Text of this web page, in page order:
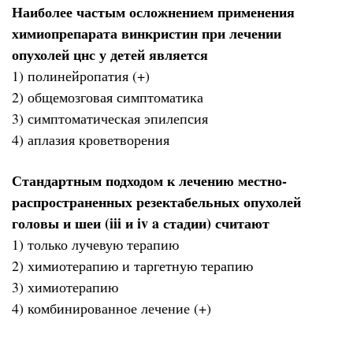
Наиболее частым осложнением применения
химиопрепарата винкристин при лечении
опухолей цнс у детей является
1) полинейропатия (+)
2) общемозговая симптоматика
3) симптоматическая эпилепсия
4) аплазия кроветворения
Стандартным подходом к лечению местно-
распространенных резектабельных опухолей
головы и шеи (iii и iv a стадии) считают
1) только лучевую терапию
2) химиотерапию и таргетную терапию
3) химиотерапию
4) комбинированное лечение (+)